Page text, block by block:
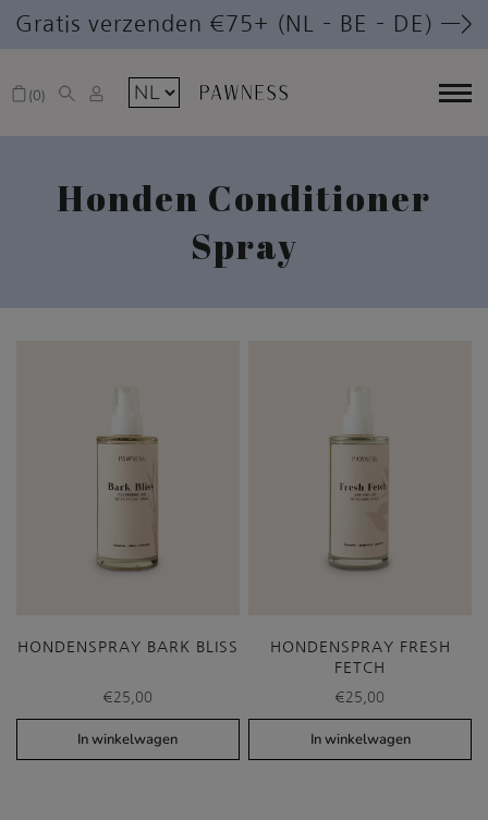
Gratis verzenden €75+ (NL – BE – DE) —>
0
Honden Conditioner
Spray
HONDENSPRAY BARK BLISS
€25,00
In winkelwagen
HONDENSPRAY FRESH
FETCH
€25,00
In winkelwagen